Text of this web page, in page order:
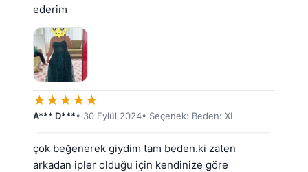
ederim
★★★★★
A*** D***• 30 Eylül 2024• Seçenek: Beden: XL
çok beğenerek giydim tam beden.ki zaten
arkadan ipler olduğu için kendinize göre